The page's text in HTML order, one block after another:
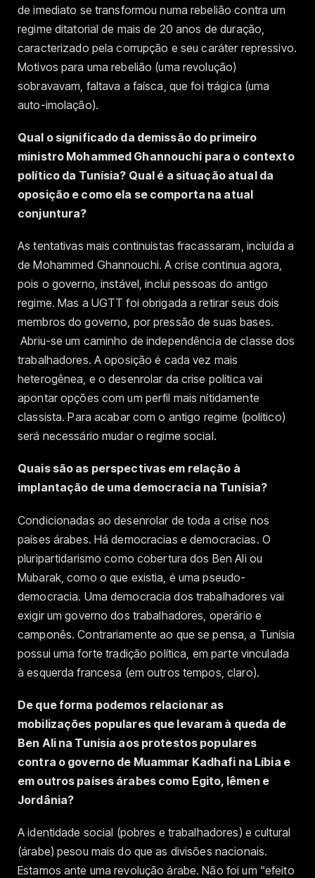
de imediato se transformou numa rebelião contra um
regime ditatorial de mais de 20 anos de duração,
caracterizado pela corrupção e seu caráter repressivo.
Motivos para uma rebelião (uma revolução)
sobravavam, faltava a faísca, que foi trágica (uma
auto-imolação).
Qual o significado da demissão do primeiro
ministro Mohammed Ghannouchi para o contexto
político da Tunísia? Qual é a situação atual da
oposição e como ela se comporta na atual
conjuntura?
As tentativas mais continuistas fracassaram, incluída a
de Mohammed Ghannouchi. A crise continua agora,
pois o governo, instável, inclui pessoas do antigo
regime. Mas a UGTT foi obrigada a retirar seus dois
membros do governo, por pressão de suas bases.
Abriu-se um caminho de independência de classe dos
trabalhadores. A oposição é cada vez mais
heterogênea, e o desenrolar da crise política vai
apontar opções com um perfil mais nítidamente
classista. Para acabar com o antigo regime (político)
será necessário mudar o regime social.
Quais são as perspectivas em relação à
implantação de uma democracia na Tunísia?
Condicionadas ao desenrolar de toda a crise nos
países árabes. Há democracias e democracias. O
pluripartidarismo como cobertura dos Ben Ali ou
Mubarak, como o que existia, é uma pseudo-
democracia. Uma democracia dos trabalhadores vai
exigir um governo dos trabalhadores, operário e
camponês. Contrariamente ao que se pensa, a Tunísia
possui uma forte tradição política, em parte vinculada
à esquerda francesa (em outros tempos, claro).
De que forma podemos relacionar as
mobilizações populares que levaram à queda de
Ben Ali na Tunísia aos protestos populares
contra o governo de Muammar Kadhafi na Líbia e
em outros países árabes como Egito, Iêmen e
Jordânia?
A identidade social (pobres e trabalhadores) e cultural
(árabe) pesou mais do que as divisões nacionais.
Estamos ante uma revolução árabe. Não foi um “efeito